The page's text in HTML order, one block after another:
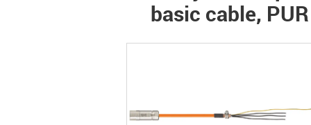
basic cable,